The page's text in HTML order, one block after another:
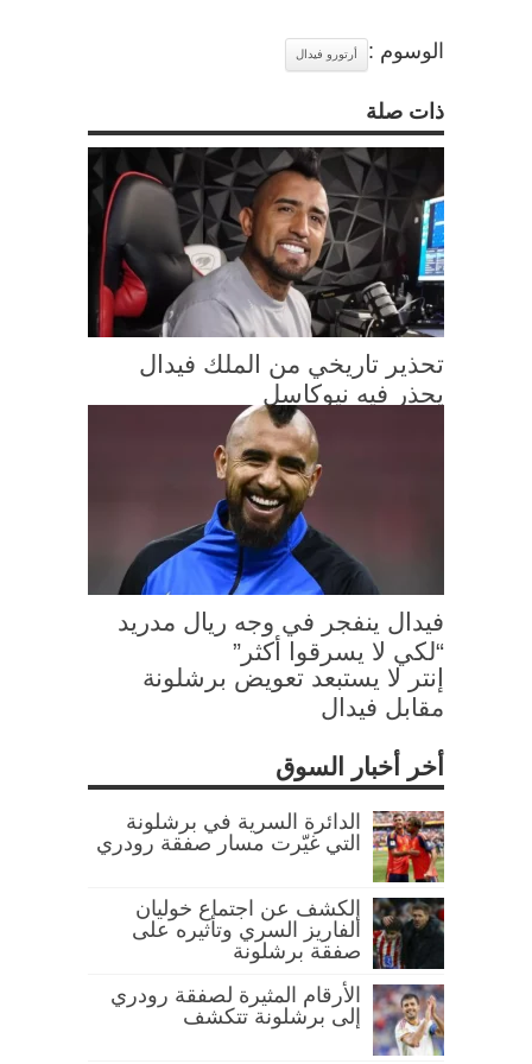
الوسوم : أرتورو فيدال
ذات صلة
تحذير تاريخي من الملك فيدال
يحذر فيه نيوكاسل
فيدال ينفجر في وجه ريال مدريد
“لكي لا يسرقوا أكثر”
إنتر لا يستبعد تعويض برشلونة
مقابل فيدال
أخر أخبار السوق
الدائرة السرية في برشلونة
التي غيّرت مسار صفقة رودري
الكشف عن اجتماع خوليان
ألفاريز السري وتأثيره على
صفقة برشلونة
الأرقام المثيرة لصفقة رودري
إلى برشلونة تتكشف